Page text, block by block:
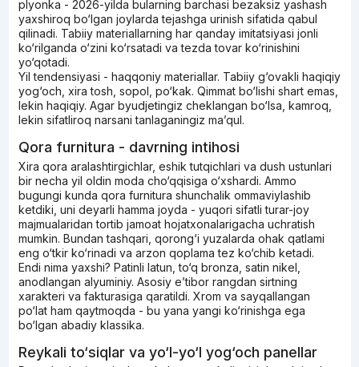
plyonka - 2026-yilda bularning barchasi bezaksiz yashash
yaxshiroq bo‘lgan joylarda tejashga urinish sifatida qabul
qilinadi. Tabiiy materiallarning har qanday imitatsiyasi jonli
ko‘rilganda o‘zini ko‘rsatadi va tezda tovar ko‘rinishini
yo‘qotadi.
Yil tendensiyasi - haqqoniy materiallar. Tabiiy g‘ovakli haqiqiy
yog‘och, xira tosh, sopol, po‘kak. Qimmat bo‘lishi shart emas,
lekin haqiqiy. Agar byudjetingiz cheklangan bo‘lsa, kamroq,
lekin sifatliroq narsani tanlaganingiz ma’qul.
Qora furnitura - davrning intihosi
Xira qora aralashtirgichlar, eshik tutqichlari va dush ustunlari
bir necha yil oldin moda cho‘qqisiga o‘xshardi. Ammo
bugungi kunda qora furnitura shunchalik ommaviylashib
ketdiki, uni deyarli hamma joyda - yuqori sifatli turar-joy
majmualaridan tortib jamoat hojatxonalarigacha uchratish
mumkin. Bundan tashqari, qorong‘i yuzalarda ohak qatlami
eng o‘tkir ko‘rinadi va arzon qoplama tez ko‘chib ketadi.
Endi nima yaxshi? Patinli latun, to‘q bronza, satin nikel,
anodlangan alyuminiy. Asosiy e’tibor rangdan sirtning
xarakteri va fakturasiga qaratildi. Xrom va sayqallangan
po‘lat ham qaytmoqda - bu yana yangi ko‘rinishga ega
bo‘lgan abadiy klassika.
Reykali to‘siqlar va yo‘l-yo‘l yog‘och panellar